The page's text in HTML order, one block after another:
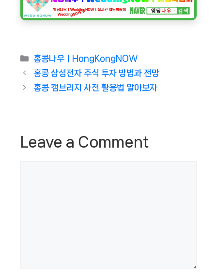
Categories
홍콩나우ㅣHongKongNOW
홍콩 삼성전자 주식 투자 방법과 전망
홍콩 캠브리지 사전 활용법 알아보자
Leave a Comment